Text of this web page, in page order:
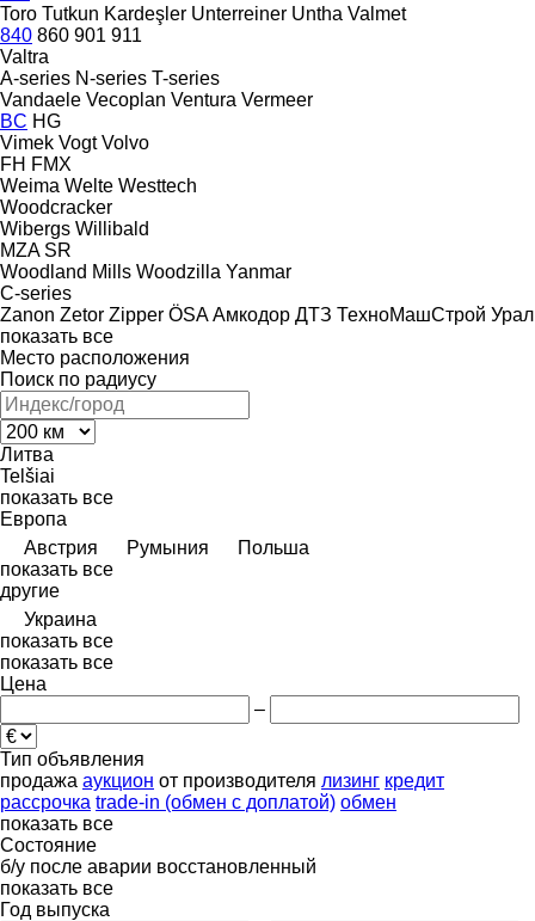
Toro Tutkun Kardeşler Unterreiner Untha Valmet
840 860 901 911
Valtra
A-series N-series T-series
Vandaele Vecoplan Ventura Vermeer
BC HG
Vimek Vogt Volvo
FH FMX
Weima Welte Westtech
Woodcracker
Wibergs Willibald
MZA SR
Woodland Mills Woodzilla Yanmar
C-series
Zanon Zetor Zipper ÖSA Амкодор ДТЗ ТехноМашСтрой Урал
показать все
Место расположения
Поиск по радиусу
Литва
Telšiai
показать все
Европа
Австрия
Румыния
Польша
показать все
другие
Украина
показать все
показать все
Цена
–
Тип объявления
продажа аукцион от производителя лизинг кредит
рассрочка trade-in (обмен с доплатой) обмен
показать все
Состояние
б/у после аварии восстановленный
показать все
Год выпуска